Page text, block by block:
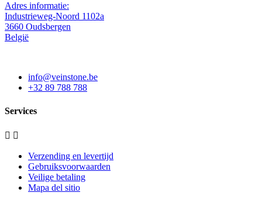
Adres informatie:
Industrieweg-Noord 1102a
3660 Oudsbergen
België
info@veinstone.be
+32 89 788 788
Services
 
Verzending en levertijd
Gebruiksvoorwaarden
Veilige betaling
Mapa del sitio